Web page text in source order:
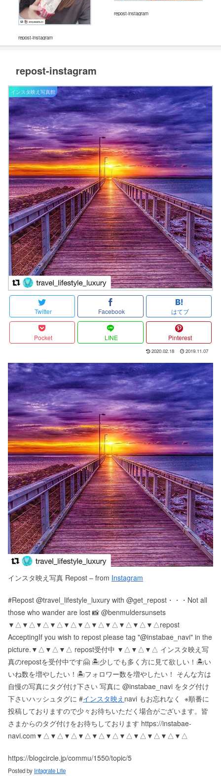
repost-instagram
repost-instagram
repost-instagram
インスタ映え写真館
Twitter Facebook はてブ
Pocket LINE Pinterest
2020.02.18 2019.11.07
インスタ映え写真 Repost – from Instagram
#Repost @travel_lifestyle_luxury with @get_repost・・・Not all
those who wander are lost 📸 @benmuldersunsets
▼△▼△▼△▼△▼△▼△▼△▼△▼△▼△▼△ repost
Accepting If you wish to repost please tag "@instabae_navi" in the
picture. ▼△▼△▼△ repost受付中 ▼△▼△▼△ インスタ映え写
真のrepostを受付中です🤗 🏝少しでも多く方に見て欲しい！ 🏝い
いね数を増やしたい！ 🏝フォロワー数を増やしたい！ そんな方は
自慢の写真にタグ付け下さい 写真に @instabae_navi をタグ付け
下さい️ ハッシュタグに #インスタ映え navi もお忘れなく ️ ※順番に
投稿しておりますので少々お待ちいただく場合がございます。 皆
さまからのタグ付けをお待ちしております https://instabae-
navi.com ▼△▼△▼△▼△▼△▼△▼△▼△▼△▼△▼△
https://blogcircle.jp/commu/1550/topic/5
Posted by Intagrate Lite